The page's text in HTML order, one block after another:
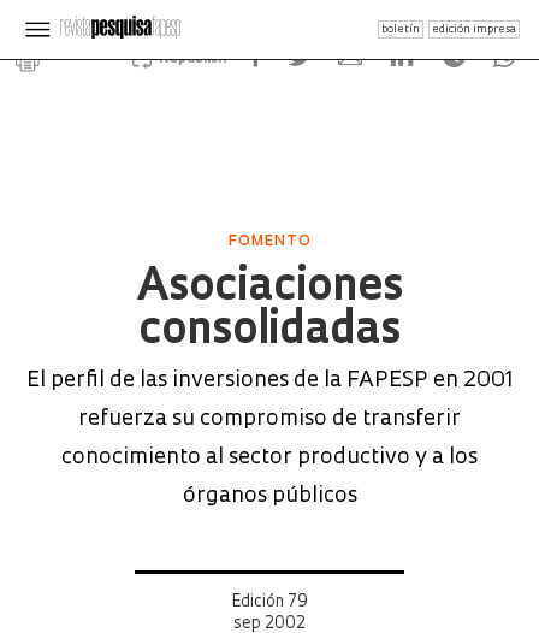
boletín edición impresa
Republish
FOMENTO
Asociaciones
consolidadas
El perfil de las inversiones de la FAPESP en 2001
refuerza su compromiso de transferir
conocimiento al sector productivo y a los
órganos públicos
Edición 79
sep 2002